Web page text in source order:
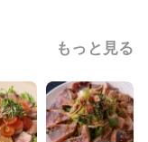
もっと見る